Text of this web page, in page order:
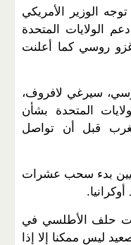
الوزير الأمريكي
دعم الولايات المتحدة
روسي كما أعلنت
سيرغي لافروف،
المتحدة بشأن
قبل أن تواصل
بدء سحب عشرات
حلف الأطلسي في
ليس ممكنا إلا إذا